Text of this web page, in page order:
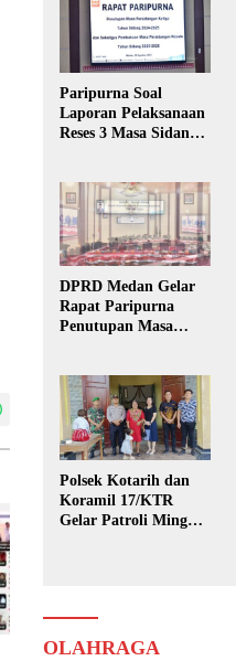
Paripurna Soal
Laporan Pelaksanaan
Reses 3 Masa Sidang
DPRD Medan Gelar
Rapat Paripurna
Penutupan Masa
Polsek Kotarih dan
Koramil 17/KTR
Gelar Patroli Minggu
OLAHRAGA